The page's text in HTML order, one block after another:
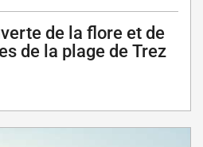
de la flore et de
de la plage de Trez